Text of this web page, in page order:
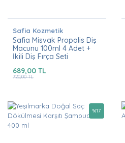
Safia Kozmetik
Safia Misvak Propolis Diş
Macunu 100ml 4 Adet +
İkili Diş Fırça Seti
689,00 TL
720,00 TL
%17